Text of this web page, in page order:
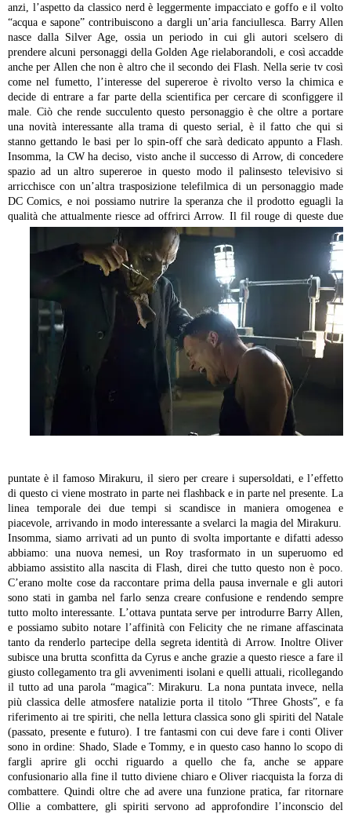
anzi, l’aspetto da classico nerd è leggermente impacciato e goffo e il volto
“acqua e sapone” contribuiscono a dargli un’aria fanciullesca. Barry Allen
nasce dalla Silver Age, ossia un periodo in cui gli autori scelsero di
prendere alcuni personaggi della Golden Age rielaborandoli, e così accadde
anche per Allen che non è altro che il secondo dei Flash. Nella serie tv così
come nel fumetto, l’interesse del supereroe è rivolto verso la chimica e
decide di entrare a far parte della scientifica per cercare di sconfiggere il
male. Ciò che rende succulento questo personaggio è che oltre a portare
una novità interessante alla trama di questo serial, è il fatto che qui si
stanno gettando le basi per lo spin-off che sarà dedicato appunto a Flash.
Insomma, la CW ha deciso, visto anche il successo di Arrow, di concedere
spazio ad un altro supereroe in questo modo il palinsesto televisivo si
arricchisce con un’altra trasposizione telefilmica di un personaggio made
DC Comics, e noi possiamo nutrire la speranza che il prodotto eguagli la
qualità che attualmente riesce ad offrirci Arrow. Il fil rouge di queste due
puntate è il famoso Mirakuru, il siero per creare i supersoldati, e l’effetto
di questo ci viene mostrato in parte nei flashback e in parte nel presente. La
linea temporale dei due tempi si scandisce in maniera omogenea e
piacevole, arrivando in modo interessante a svelarci la magia del Mirakuru.
Insomma, siamo arrivati ad un punto di svolta importante e difatti adesso
abbiamo: una nuova nemesi, un Roy trasformato in un superuomo ed
abbiamo assistito alla nascita di Flash, direi che tutto questo non è poco.
C’erano molte cose da raccontare prima della pausa invernale e gli autori
sono stati in gamba nel farlo senza creare confusione e rendendo sempre
tutto molto interessante. L’ottava puntata serve per introdurre Barry Allen,
e possiamo subito notare l’affinità con Felicity che ne rimane affascinata
tanto da renderlo partecipe della segreta identità di Arrow. Inoltre Oliver
subisce una brutta sconfitta da Cyrus e anche grazie a questo riesce a fare il
giusto collegamento tra gli avvenimenti isolani e quelli attuali, ricollegando
il tutto ad una parola “magica”: Mirakuru. La nona puntata invece, nella
più classica delle atmosfere natalizie porta il titolo “Three Ghosts”, e fa
riferimento ai tre spiriti, che nella lettura classica sono gli spiriti del Natale
(passato, presente e futuro). I tre fantasmi con cui deve fare i conti Oliver
sono in ordine: Shado, Slade e Tommy, e in questo caso hanno lo scopo di
fargli aprire gli occhi riguardo a quello che fa, anche se appare
confusionario alla fine il tutto diviene chiaro e Oliver riacquista la forza di
combattere. Quindi oltre che ad avere una funzione pratica, far ritornare
Ollie a combattere, gli spiriti servono ad approfondire l’inconscio del